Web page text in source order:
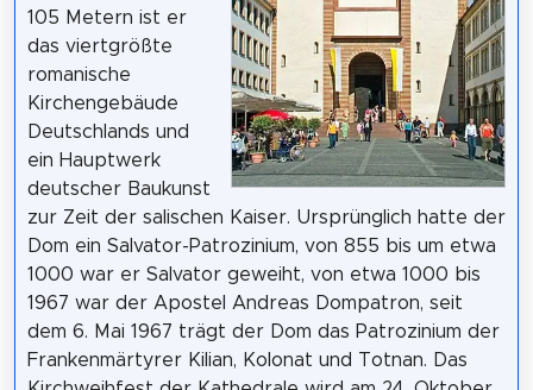
105 Metern ist er
das viertgrößte
romanische
Kirchengebäude
Deutschlands und
ein Hauptwerk
deutscher Baukunst
zur Zeit der salischen Kaiser. Ursprünglich hatte der
Dom ein Salvator-Patrozinium, von 855 bis um etwa
1000 war er Salvator geweiht, von etwa 1000 bis
1967 war der Apostel Andreas Dompatron, seit
dem 6. Mai 1967 trägt der Dom das Patrozinium der
Frankenmärtyrer Kilian, Kolonat und Totnan. Das